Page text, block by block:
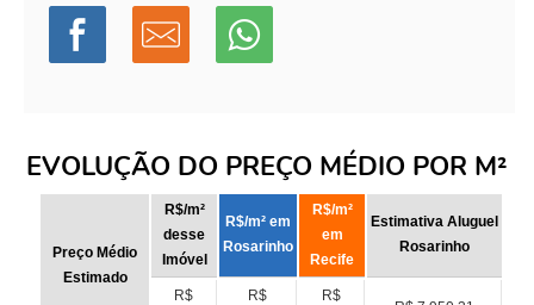
EVOLUÇÃO DO PREÇO MÉDIO POR M²